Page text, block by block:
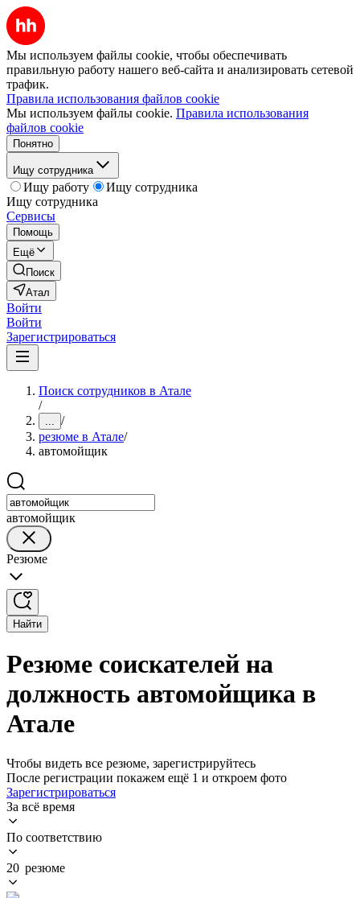
Мы используем файлы cookie, чтобы обеспечивать
правильную работу нашего веб-сайта и анализировать сетевой
трафик.
Правила использования файлов cookie
Мы используем файлы cookie. Правила использования
файлов cookie
Понятно
Ищу сотрудника
Ищу работу
Ищу сотрудника
Ищу сотрудника
Сервисы
Помощь
Ещё
Поиск
Атал
Войти
Войти
Зарегистрироваться
Поиск сотрудников в Атале
/
... /
резюме в Атале/
автомойщик
автомойщик
Резюме
Найти
Резюме соискателей на
должность автомойщика в
Атале
Чтобы видеть все резюме, зарегистрируйтесь
После регистрации покажем ещё 1 и откроем фото
Зарегистрироваться
За всё время
По соответствию
20 резюме